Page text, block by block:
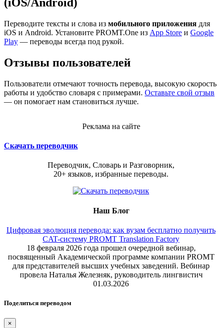
Переводите тексты и слова из мобильного приложения для
iOS и Android. Установите PROMT.One из App Store и Google
Play — переводы всегда под рукой.
Отзывы пользователей
Пользователи отмечают точность перевода, высокую скорость
работы и удобство словаря с примерами. Оставьте свой отзыв
— он помогает нам становиться лучше.
Реклама на сайте
Скачать переводчик
Переводчик, Словарь и Разговорник,
20+ языков, избранные переводы.
Наш Блог
Цифровая эволюция перевода: как вузам бесплатно получить
CAT-систему PROMT Translation Factory
18 февраля 2026 года прошел очередной вебинар,
посвященный Академической программе компании PROMT
для представителей высших учебных заведений. Вебинар
провела Наталья Железняк, руководитель лингвистич
01.03.2026
Поделиться переводом
×